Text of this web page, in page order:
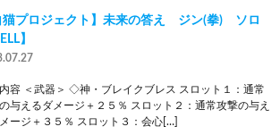
猫プロジェクト】未来の答え ジン(拳) ソロ
】
容 ＜武器＞ ◇神・ブレイクブレス スロット１：通常
与えるダメージ＋２５％ スロット２：通常攻撃の与え
ージ＋３５％ スロット３：会心[…]